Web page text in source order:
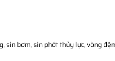
,sin bơm,sin phớt thủy lực,vòng